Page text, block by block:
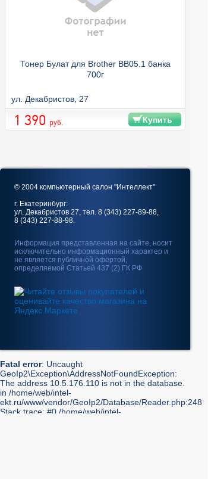
Тонер Булат для Brother BB05.1 банка
700г
ул. Декабристов, 27
1 390 руб. Купить
© 2004 компьютерный салон "Интеллект"
г. Екатеринбург:
ул. Декабристов 27, тел. 8 (343) 227-89-88,
8 (343) 227-88-98.
Информация представленная на сайте, носит
исключительно информационный характер и
не является публичной офертой,
определяемой Статьей 437 (2) ГК РФ
Fatal error: Uncaught
GeoIp2\Exception\AddressNotFoundException:
The address 10.5.176.110 is not in the database.
in /home/web/intel-
ekt.ru/www/vendor/GeoIp2/Database/Reader.php:248
Stack trace: #0 /home/web/intel-